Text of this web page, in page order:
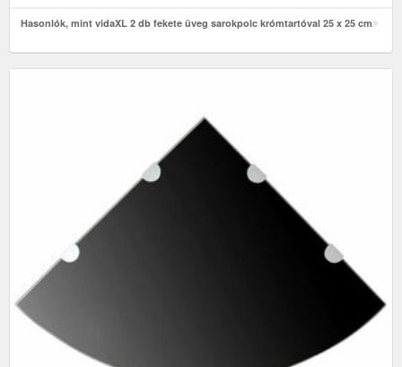
Hasonlók, mint vidaXL 2 db fekete üveg sarokpolc krómtartóval 25 x 25 cm